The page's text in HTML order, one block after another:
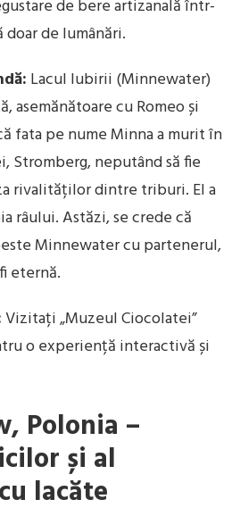
de bere artizanală într-
de lumânări.
Lacul Iubirii (Minnewater)
asemănătoare cu Romeo și
fata pe nume Minna a murit în
Stromberg, neputând să fie
rivalităților dintre triburi. El a
râului. Astăzi, se crede că
Minnewater cu partenerul,
eternă.
Vizitați „Muzeul Ciocolatei”
o experiență interactivă și
Polonia –
și al
lacăte